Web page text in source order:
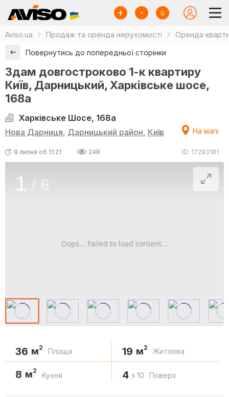
0
Aviso.ua Продаж та оренда нерухомості Оренда
Повернутись до попередньої сторінки
Здам довгостроково 1-к квартиру
Київ, Дарницький, Харківське шосе,
168а
Харківське Шосе, 168а
Нова Дарниця, Дарницький район, Київ На мапі
9 липня об 11:21 248 ID: 17293181
Oops... Failed to load content...
1 / 6
36 м2 Площа 19 м2 Житлова
8 м2
Кухня 4 з 10 Поверх